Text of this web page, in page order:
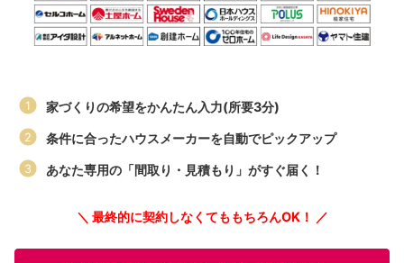
家づくりの希望をかんたん入力(所要3分)
条件に合ったハウスメーカーを自動でピックアップ
あなた専用の「間取り・見積もり」がすぐ届く！
＼ 最終的に契約しなくてももちろんOK！ ／